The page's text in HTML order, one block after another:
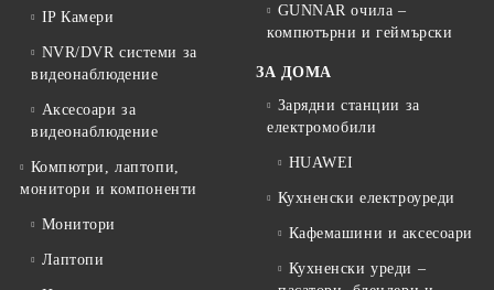
IP Камери
NVR/DVR системи за
видеонаблюдение
Аксесоари за
видеонаблюдение
Компютри, лаптопи,
монитори и компоненти
Монитори
Лаптопи
GUNNAR очила –
компютърни и геймърски
ЗА ДОМА
Зарядни станции за
електромобили
HUAWEI
Кухненски електроуреди
Кафемашини и аксесоари
Кухненски уреди –